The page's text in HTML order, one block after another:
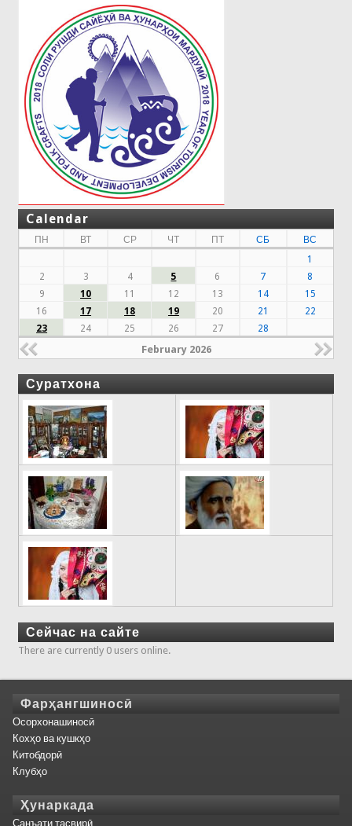
Calendar
ПН ВТ СР ЧТ ПТ СБ
ВС
1
2
3 4 5 6 7
8
9
10 11 12 13 14
15
16
17 18 19 20 21
22
23
24 25 26 27 28
February 2026
Суратхона
Сейчас на сайте
There are currently 0 users online.
Фарҳангшиносӣ
Осорхонашиносӣ
Кохҳо ва кушкҳо
Китобдорӣ
Клубҳо
Ҳунаркада
Санъати тасвирӣ